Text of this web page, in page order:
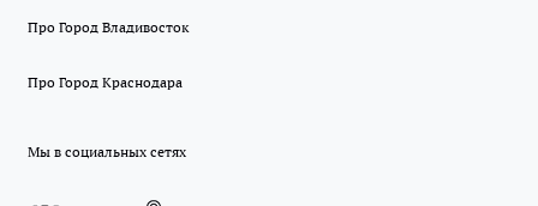
Про Город Владивосток
Про Город Краснодара
Мы в социальных сетях